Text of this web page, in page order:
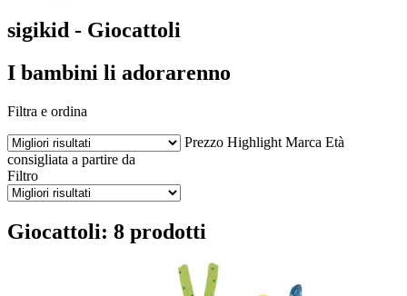
sigikid - Giocattoli
I bambini li adorarenno
Filtra e ordina
Prezzo Highlight Marca Età
consigliata a partire da
Filtro
Giocattoli: 8 prodotti